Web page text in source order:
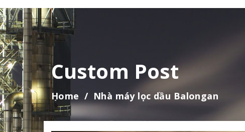
Custom Post
Home Nhà máy lọc dầu Balongan